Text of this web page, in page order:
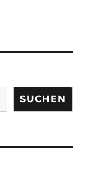
SUCHEN